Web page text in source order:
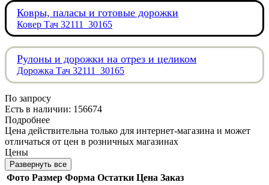
Ковры, паласы и готовые дорожки
Ковер Тач 32111_30165
Рулоны и дорожки на отрез и целиком
Дорожка Тач 32111_30165
По запросу
Есть в наличии: 156674
Подробнее
Цена действительна только для интернет-магазина и может
отличаться от цен в розничных магазинах
Цены
Развернуть все
Фото Размер Форма Остатки Цена Заказ